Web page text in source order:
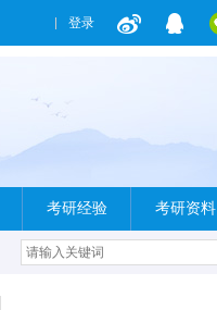
登录
考研经验 考研资料